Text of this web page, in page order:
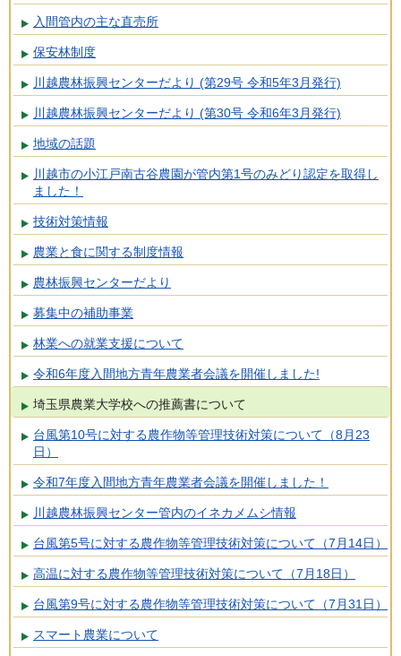
入間管内の主な直売所
保安林制度
川越農林振興センターだより (第29号 令和5年3月発行)
川越農林振興センターだより (第30号 令和6年3月発行)
地域の話題
川越市の小江戸南古谷農園が管内第1号のみどり認定を取得し
ました！
技術対策情報
農業と食に関する制度情報
農林振興センターだより
募集中の補助事業
林業への就業支援について
令和6年度入間地方青年農業者会議を開催しました!
埼玉県農業大学校への推薦書について
台風第10号に対する農作物等管理技術対策について（8月23
日）
令和7年度入間地方青年農業者会議を開催しました！
川越農林振興センター管内のイネカメムシ情報
台風第5号に対する農作物等管理技術対策について（7月14日）
高温に対する農作物等管理技術対策について（7月18日）
台風第9号に対する農作物等管理技術対策について（7月31日）
スマート農業について